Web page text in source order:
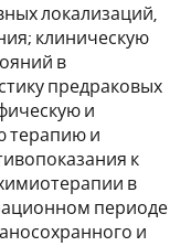
локализаций,
клиническую
в
предраковых
и
терапию и
к
в
периоде
и